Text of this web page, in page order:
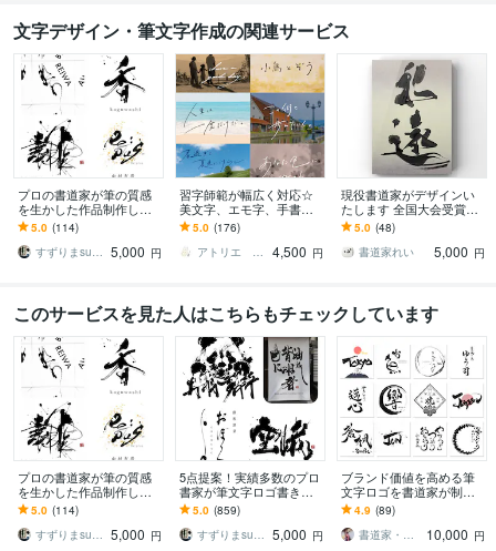
文字デザイン・筆文字作成の関連サービス
プロの書道家が筆の質感
を生かした作品制作しま
す 抽象的な筆文字から多
様な書体に対応します。
墨絵ご希望の方も。
5.0 (114)
すずりまsuzurima 5,000 円
習字師範が幅広く対応☆
美文字、エモ字、手書き
します 商用利用OK◎ 筆
文字も、お洒落な英字も
お任せ下さい！
5.0 (176)
アトリエ Lapin
4,500 円
現役書道家がデザインい
たします 全国大会受賞歴
のある書道家が作品制作
いたします
5.0 (48)
書道家れい
5,000 円
このサービスを見た人はこちらもチェックしています
プロの書道家が筆の質感
を生かした作品制作しま
す 抽象的な筆文字から多
様な書体に対応します。
墨絵ご希望の方も。
5.0 (114)
すずりまsuzurima 5,000 円
5点提案！実績多数のプロ
書家が筆文字ロゴ書きま
す CM・映画タイトル起用
実績あり！書道家が墨
絵・筆文字書きます
5.0 (859)
すずりまsuzurima 5,000 円
ブランド価値を高める筆
文字ロゴを書道家が制作
します 商用利用OK！初め
ての方大歓迎！ロゴに込
める想いを形にします
4.9 (89)
書道家・デザイナー 風（かぜ）
10,000 円